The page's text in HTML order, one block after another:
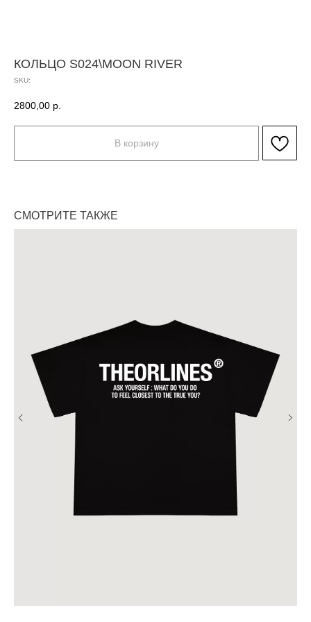
КОЛЬЦО S024\MOON RIVER
SKU:
2800,00 р.
В корзину
СМОТРИТЕ ТАКЖЕ